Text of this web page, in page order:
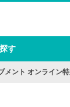
す
メント オンライン